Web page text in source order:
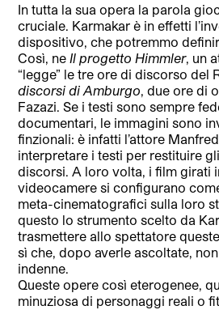
In tutta la sua opera la parola
cruciale. Karmakar è in effetti
dispositivo, che potremmo
Così, ne Il progetto Himmler, un
“legge” le tre ore di discorso del
discorsi di Amburgo , due ore di
Fazazi. Se i testi sono sempre
documentari, le immagini sono
finzionali: è infatti l’attore
interpretare i testi per restituire
discorsi. A loro volta, i film girati
videocamere si configurano
meta-cinematografici sulla loro
questo lo strumento scelto da
trasmettere allo spettatore
sì che, dopo averle ascoltate,
indenne.
Queste opere così eterogenee,
minuziosa di personaggi reali o